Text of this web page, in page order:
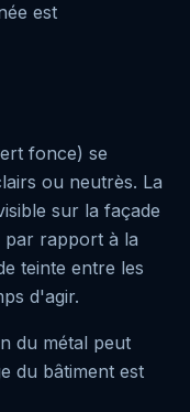
est
fonce) se
ou neutrès. La
sur la façade
par rapport à la
teinte entre les
d'agir.
du métal peut
du bâtiment est